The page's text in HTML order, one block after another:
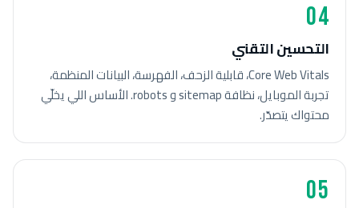
04
التحسين التقني
Core Web Vitals، قابلية الزحف، الفهرسة، البيانات المنظمة،
تجربة الموبايل، نظافة sitemap و robots. الأساس اللي يخلّي
محتواك يتصدّر.
05